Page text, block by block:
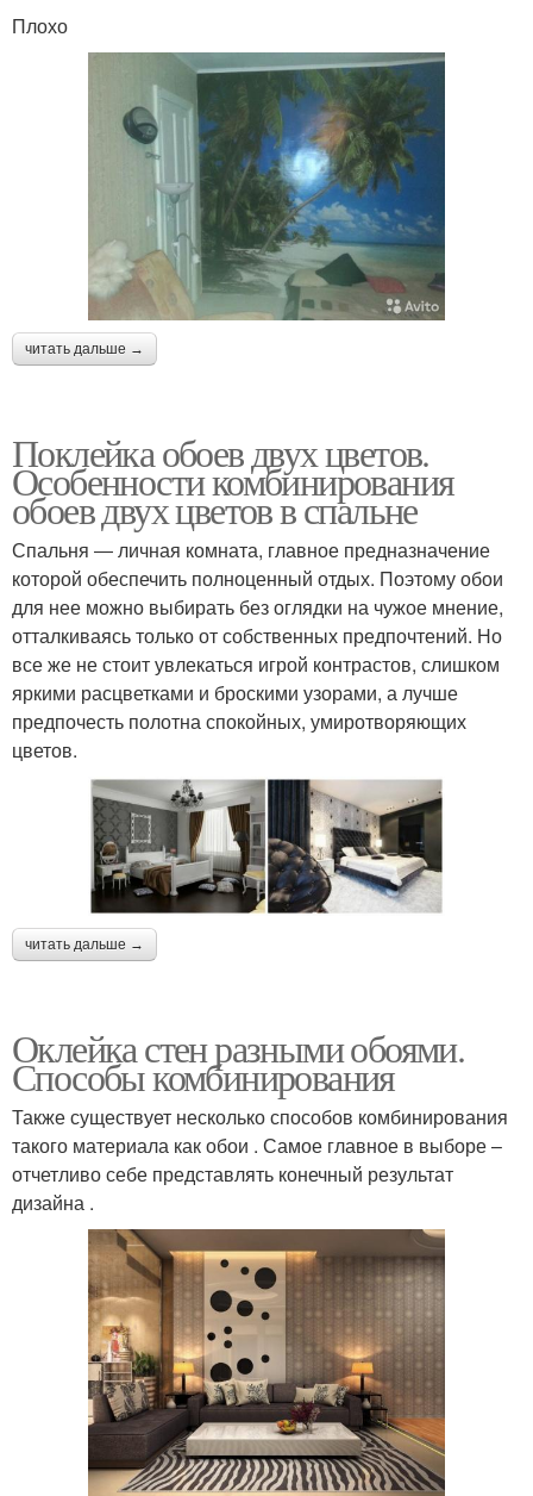
Плохо
читать дальше →
Поклейка обоев двух цветов.
Особенности комбинирования
обоев двух цветов в спальне
Спальня ― личная комната, главное предназначение
которой обеспечить полноценный отдых. Поэтому обои
для нее можно выбирать без оглядки на чужое мнение,
отталкиваясь только от собственных предпочтений. Но
все же не стоит увлекаться игрой контрастов, слишком
яркими расцветками и броскими узорами, а лучше
предпочесть полотна спокойных, умиротворяющих
цветов.
читать дальше →
Оклейка стен разными обоями.
Способы комбинирования
Также существует несколько способов комбинирования
такого материала как обои . Самое главное в выборе –
отчетливо себе представлять конечный результат
дизайна .